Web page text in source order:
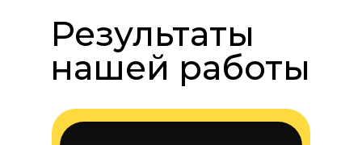
Результаты
нашей работы